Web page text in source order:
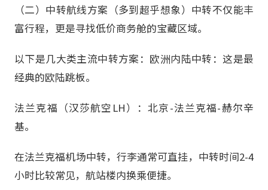
（二）中转航线方案（多到超乎想象）中转不仅能丰
富行程，更是寻找低价商务舱的宝藏区域。
以下是几大类主流中转方案：欧洲内陆中转：这是最
经典的欧陆跳板。
法兰克福（汉莎航空LH）：北京-法兰克福-赫尔辛
基。
在法兰克福机场中转，行李通常可直挂，中转时间2-4
小时比较常见，航站楼内换乘便捷。